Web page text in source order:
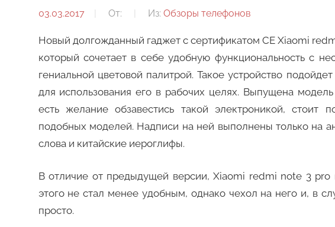
03.03.2017 От: Из: Обзоры телефонов
Новый долгожданный гаджет с сертификатом CE Xiaomi
который сочетает в себе удобную функциональность с
гениальной цветовой палитрой. Такое устройство
для использования его в рабочих целях. Выпущена
есть желание обзавестись такой электроникой, стоит
подобных моделей. Надписи на ней выполнены только на
слова и китайские иероглифы.
В отличие от предыдущей версии, Xiaomi redmi note 3
этого не стал менее удобным, однако чехол на него и, в
просто.